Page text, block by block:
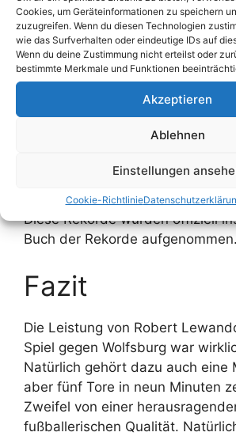
Cookies, um Geräteinformationen zu speichern
zuzugreifen. Wenn du diesen Technologien
wie das Surfverhalten oder eindeutige IDs auf
Wenn du deine Zustimmung nicht erteilst oder
bestimmte Merkmale und Funktionen
Akzeptieren
Ablehnen
Einstellungen
Cookie-Richtlinie
Schnellster Hattrick in der
Geschichte: 3 Minuten 22
Schnellste vier Tore: 5
Schnellste fünf Tore: 8
einem Spiel: 5
Diese Rekorde wurden offiziell
Buch der Rekorde aufgenommen.
Fazit
Die Leistung von Robert
Spiel gegen Wolfsburg war
Natürlich gehört dazu auch eine
aber fünf Tore in neun Minuten
Zweifel von einer
fußballerischen Qualität.